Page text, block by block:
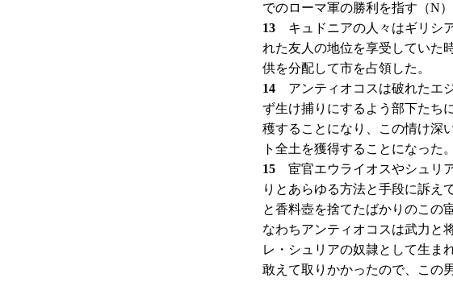
でのローマ軍の勝利を指す（N）
13 キュドニアの人々はギリシ
れた友人の地位を享受していた
供を分配して市を占領した。
14 アンティオコスは破れたエ
ず生け捕りにするよう部下たち
穫することになり、この情け深
ト全土を獲得することになった。
15 宦官エウライオスやシュリ
りとあらゆる方法と手段に訴え
と香料壺を捨てたばかりのこの
なわちアンティオコスは武力と
レ・シュリアの奴隷として生ま
敢えて取りかかったので、この